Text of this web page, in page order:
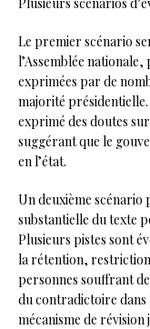
Le premier scénario
l’Assemblée
exprimées par de
majorité présidentielle.
exprimé des doutes
suggérant que le
en l’état.
Un deuxième
substantielle du texte
Plusieurs pistes sont
la rétention, restriction
personnes souffrant
du contradictoire
mécanisme de